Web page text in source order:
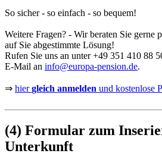
So sicher - so einfach - so bequem!
Weitere Fragen? - Wir beraten Sie gerne
auf Sie abgestimmte Lösung!
Rufen Sie uns an unter+49 351 410 88
E-Mail an info@europa-pension.de.
⇒ hiergleich anmelden und kostenlose
(4) Formular zum
Unterkunft